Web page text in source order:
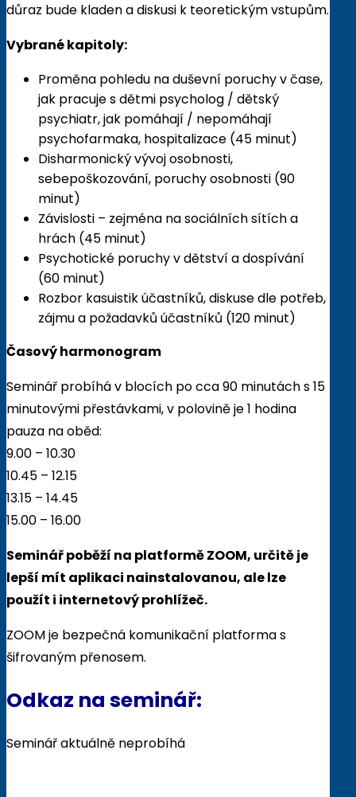
důraz bude kladen a diskusi k teoretickým vstupům.
Vybrané kapitoly:
Proměna pohledu na duševní poruchy v čase,
jak pracuje s dětmi psycholog / dětský
psychiatr, jak pomáhají / nepomáhají
psychofarmaka, hospitalizace (45 minut)
Disharmonický vývoj osobnosti,
sebepoškozování, poruchy osobnosti (90
minut)
Závislosti – zejména na sociálních sítích a
hrách (45 minut)
Psychotické poruchy v dětství a dospívání
(60 minut)
Rozbor kasuistik účastníků, diskuse dle potřeb,
zájmu a požadavků účastníků (120 minut)
Časový harmonogram
Seminář probíhá v blocích po cca 90 minutách s 15
minutovými přestávkami, v polovině je 1 hodina
pauza na oběd:
9.00 – 10.30
10.45 – 12.15
13.15 – 14.45
15.00 – 16.00
Seminář poběží na platformě ZOOM, určitě je
lepší mít aplikaci nainstalovanou, ale lze
použít i internetový prohlížeč.
ZOOM je bezpečná komunikační platforma s
šifrovaným přenosem.
Odkaz na seminář:
Seminář aktuálně neprobíhá